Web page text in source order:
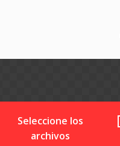
Seleccione los
archivos